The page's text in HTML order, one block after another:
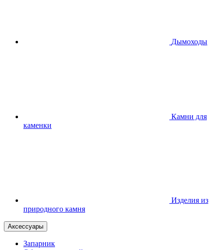
Дымоходы
Камни для
каменки
Изделия из
природного камня
Аксессуары
Запарник